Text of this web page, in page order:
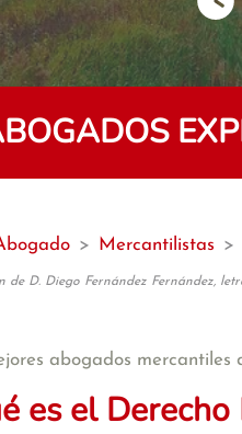
> Mercantilistas >
de D. Diego Fernández Fernández,
abogados mercantiles
es el